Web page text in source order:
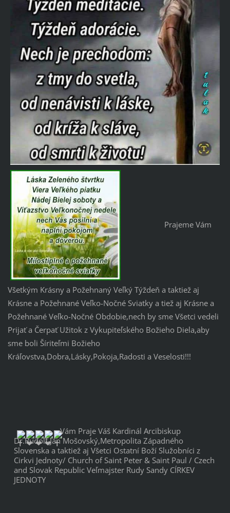
Prajeme Vám
Všetkým Krásny a Požehnaný Veľký Týždeň a taktiež aj
Krásne a Požehnané Veľko-Nočné Sviatky a tiež aj Krásne a
Požehnané Veľko-Nočné Obdobie,nech by sme Všetci vedeli
Prijať a Čerpať Užitok z Vykupiteľského Božieho Diela,aby
sme boli Šíriteľmi Božieho
Kráľovstva,Dobra,Lásky,Pokoja,Radosti a Veselosti!!!
Vám Praje Váš Kardinál Arcibiskup
Dr.Rudolf Ján Mošovský,Metropolita Západného
Slovenska a taktiež aj Všetci Ostatní Boží Služobníci z
Cirkvi Jednoty/ Church of Saint Peter & Saint Paul / Czech
and Slovak Republic Veľmajster Rudy Sandy CÍRKEV
JEDNOTY